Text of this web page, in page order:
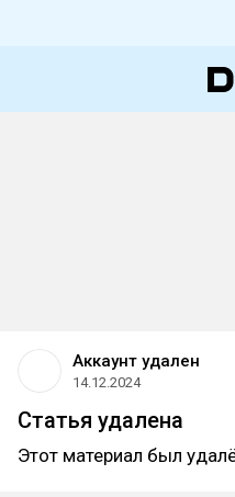
Аккаунт удален
14.12.2024
Статья удалена
Этот материал был